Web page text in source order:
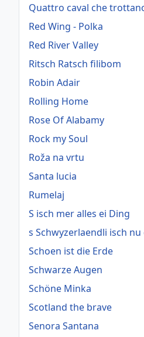
Quattro caval che
Red Wing - Polka
Red River Valley
Ritsch Ratsch filibom
Robin Adair
Rolling Home
Rose Of Alabamy
Rock my Soul
Roža na vrtu
Santa lucia
Rumelaj
S isch mer alles ei Ding
s Schwyzerlaendli isch nu
Schoen ist die Erde
Schwarze Augen
Schöne Minka
Scotland the brave
Senora Santana